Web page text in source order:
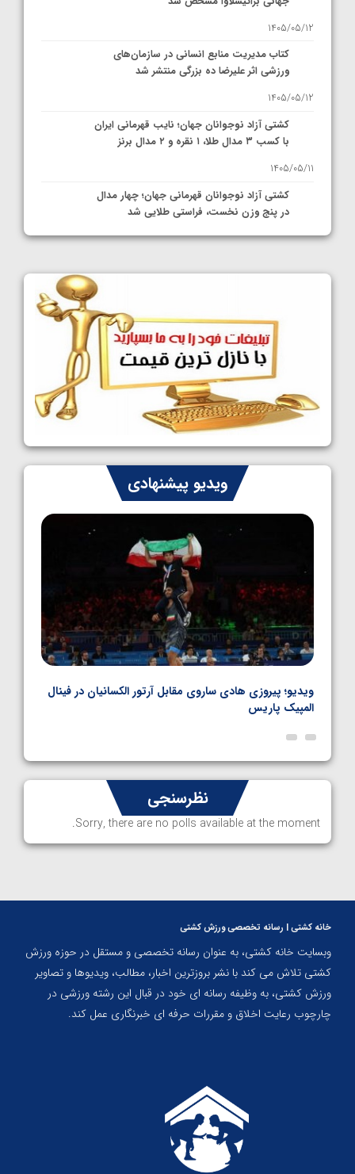
1405/05/12
کتاب مدیریت منابع انسانی در سازمان‌های
ورزشی اثر علیرضا ده بزرگی منتشر شد
1405/05/12
کشتی آزاد نوجوانان جهان؛ نایب قهرمانی ایران
با کسب ۳ مدال طلا، ۱ نقره و ۲ مدال برنز
1405/05/11
کشتی آزاد نوجوانان قهرمانی جهان؛ چهار مدال
در پنج وزن نخست، فراستی طلایی شد
1405/05/11
کشتی آزاد نوجوانان جهان؛ رقبای نمایندگان
ایران مشخص شدند
1405/05/08
کشتی فرنگی نوجوانان جهان؛ سکوی تیمی
سوم برای ایران
1405/05/07
ایران چشم به راه چهار مدال در پنج وزن دوم
کشتی فرنگی نوجوانان جهان
1405/05/06
ویدیو پیشنهادی
ویدیو؛ پیروزی هادی ساروی مقابل آرتور الکسانیان در فینال
المپیک پاریس
نظرسنجی
Sorry, there are no polls available at the moment.
خانه کشتی | رسانه تخصصی ورزش کشتی
وبسایت خانه کشتی، به عنوان رسانه تخصصی و مستقل در حوزه ورزش
کشتی تلاش می کند با نشر بروزترین اخبار، مطالب، ویدیوها و تصاویر
ورزش کشتی، به وظیفه رسانه ای خود در قبال این رشته ورزشی در
چارچوب رعایت اخلاق و مقررات حرفه ای خبرنگاری عمل کند.